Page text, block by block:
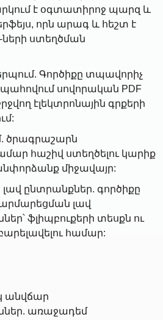
է օգտատիրոջ պարզ և
որն արագ և հեշտ է
ների ստեղծման
Գործիքը տպավորիչ
սովորական PDF
էլեկտրոնային գրքերի
ծրագրաշարն
հաշիվ ստեղծելու կարիք
միջավայր:
ընտրանքներ. գործիքը
լավ
ֆլիպբուքերի տեսքն ու
համար:
առաջադեմ